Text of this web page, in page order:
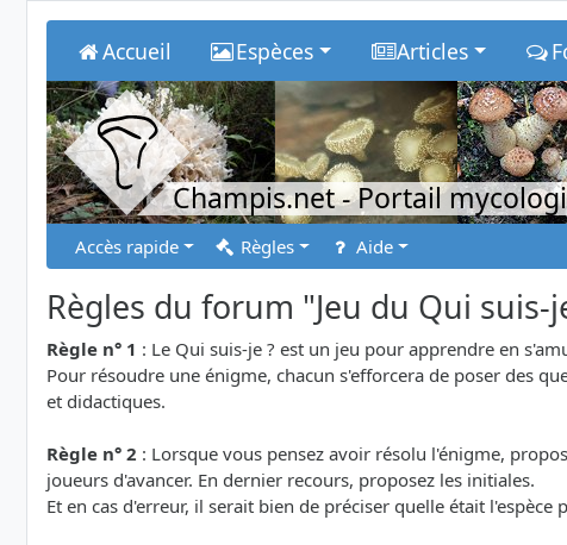
Accueil Espèces Articles
Champis.net- Portail
Accès rapide Règles Aide
Règles du forum "Jeu du Qui suis-
Règle n° 1 : Le Qui suis-je ? est un jeu pour apprendre en
Pour résoudre une énigme, chacun s'efforcera de poser des
et didactiques.
Règle n° 2 : Lorsque vous pensez avoir résolu l'énigme,
joueurs d'avancer. En dernier recours, proposez les initiales.
Et en cas d'erreur, il serait bien de préciser quelle était